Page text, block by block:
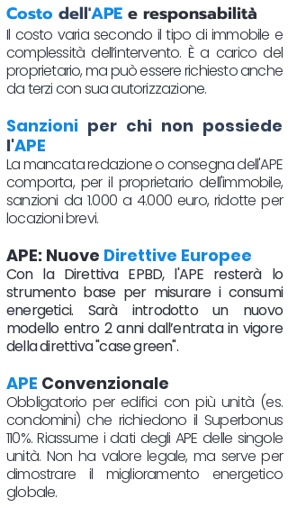
Costo dell'APE e responsabilità
Il costo varia secondo il tipo di immobile e
complessità dell’intervento. È a carico del
proprietario, ma può essere richiesto anche
da terzi con sua autorizzazione.
Sanzioni per chi non possiede
l'APE
La mancata redazione o consegna dell'APE
comporta, per il proprietario dell'immobile,
sanzioni da 1.000 a 4.000 euro, ridotte per
locazioni brevi.
APE: Nuove Direttive Europee
Con la Direttiva EPBD, l'APE resterà lo
strumento base per misurare i consumi
energetici. Sarà introdotto un nuovo
modello entro 2 anni dall’entrata in vigore
della direttiva "case green".
APE Convenzionale
Obbligatorio per edifici con più unità (es.
condomini) che richiedono il Superbonus
110%. Riassume i dati degli APE delle singole
unità. Non ha valore legale, ma serve per
dimostrare il miglioramento energetico
globale.